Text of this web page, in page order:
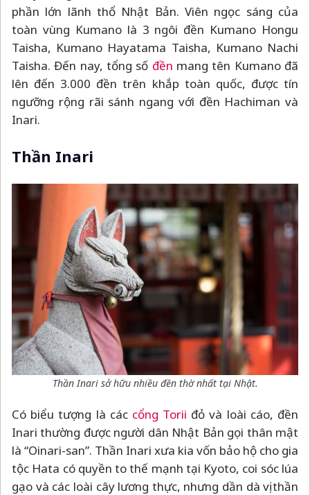
phần lớn lãnh thổ Nhật Bản. Viên ngọc sáng của
toàn vùng Kumano là 3 ngôi đền Kumano Hongu
Taisha, Kumano Hayatama Taisha, Kumano Nachi
Taisha. Đến nay, tổng số đền mang tên Kumano đã
lên đến 3.000 đền trên khắp toàn quốc, được tín
ngưỡng rộng rãi sánh ngang với đền Hachiman và
Inari.
Thần Inari
Thần Inari sở hữu nhiều đền thờ nhất tại Nhật.
Có biểu tượng là các cổng Torii đỏ và loài cáo, đền
Inari thường được người dân Nhật Bản gọi thân mật
là “Oinari-san”. Thần Inari xưa kia vốn bảo hộ cho gia
tộc Hata có quyền to thế mạnh tại Kyoto, coi sóc lúa
gạo và các loài cây lương thực, nhưng dần dà vị thần